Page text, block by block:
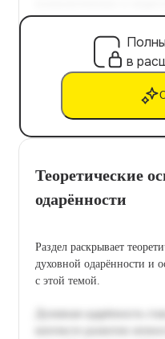
в
Теоретические
одарённости
Раздел раскрывает
духовной одарённости и
с этой темой.